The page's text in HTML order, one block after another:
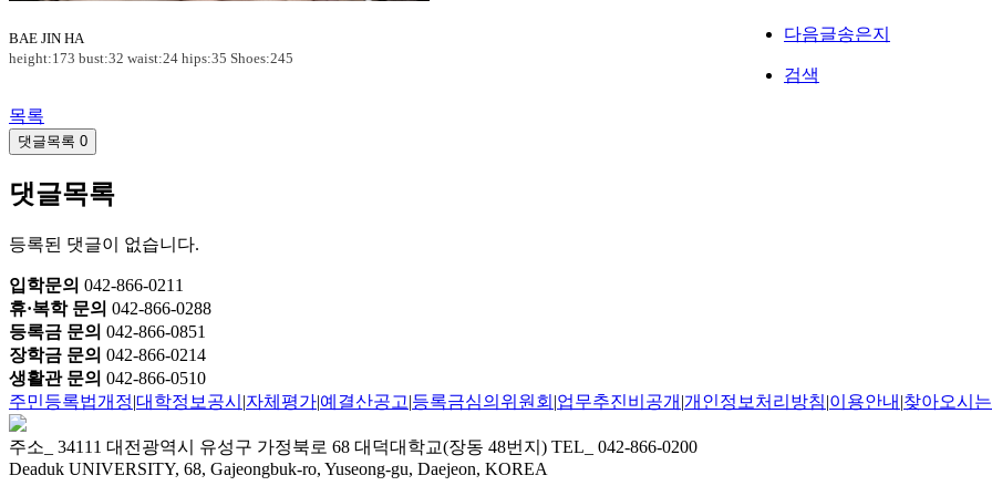
BAE JIN HA
height:173 bust:32 waist:24 hips:35 Shoes:245
다음글송은지
검색
목록
댓글목록 0
댓글목록
등록된 댓글이 없습니다.
입학문의 042-866-0211
휴·복학 문의 042-866-0288
등록금 문의 042-866-0851
장학금 문의 042-866-0214
생활관 문의 042-866-0510
주민등록법개정|대학정보공시 |자체평가|예결산공고|등록금심의위원회 |업무추진비공개 |개인정보처리방침|이용안내 |찾아오시
주소_ 34111 대전광역시 유성구 가정북로 68 대덕대학교(장동 48번지) TEL_ 042-866-0200
Deaduk UNIVERSITY, 68, Gajeongbuk-ro, Yuseong-gu, Daejeon, KOREA